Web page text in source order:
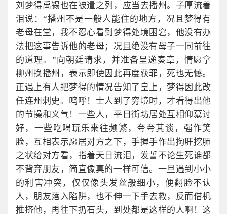
刘梦得禹锡也在被遣之列，应当去播州。子厚流着
泪说：“播州不是一般人能住的地方，况且梦得有
老母在堂，我不忍心看到梦得处境困窘，他没有办
法把这事告诉他的老母；况且绝没有母子一同前往
的道理。”向朝廷请求，并准备呈递奏章，情愿拿
柳州换播州，表示即使因此再度获罪，死也无憾。
正遇上有人把梦得的情况告知了皇上，梦得因此改
任连州刺史。呜呼！士人到了穷境时，才看得出他
的节操和义气！一些人，平日街坊居处互相仰慕讨
好，一些吃喝玩乐来往频繁，夸夸其谈，强作笑
脸，互相表示愿居对方之下，手握手作出掏肝挖肺
之状给对方看，指着天日流泪，发誓不论生死谁都
不背弃朋友，简直像真的一样可信。一旦遇到小小
的利害冲突，仅仅像头发丝般细小，便翻脸不认
人，朋友落入陷阱，也不伸一下手去救，反而借机
推挤他，再往下扔石头，到处都是这样的人啊！这